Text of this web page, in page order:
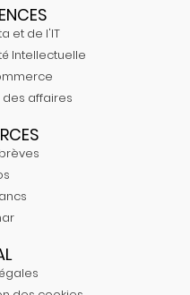
et de l'IT
Intellectuelle
affaires